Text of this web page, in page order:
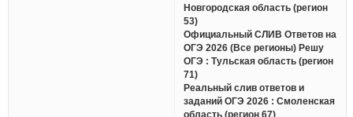
Новгородская область (регион
53)
Официальный СЛИВ Ответов на
ОГЭ 2026 (Все регионы) Решу
ОГЭ : Тульская область (регион
71)
Реальный слив ответов и
заданий ОГЭ 2026 : Смоленская
область (регион 67)